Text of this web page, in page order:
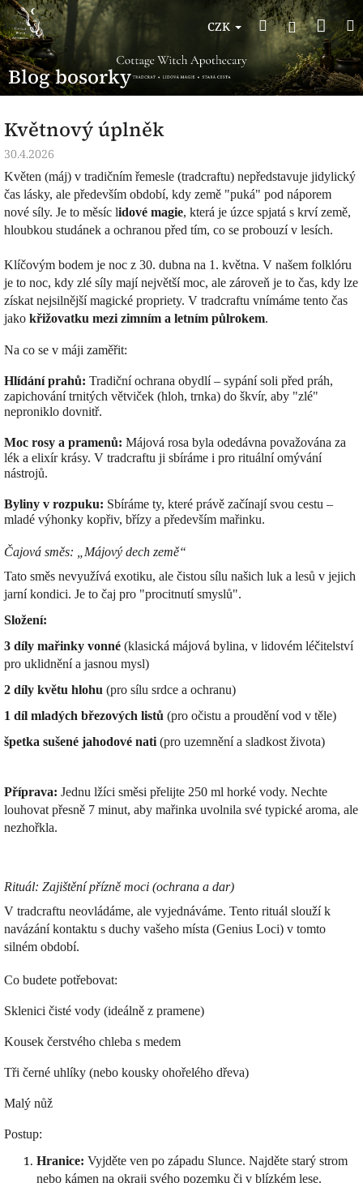
Přejít
na
obsah
CZK Hledat
Blog bosorky
Květnový úplněk
30.4.2026
Květen (máj) v tradičním řemesle (tradcraftu) nepředstavuje jidylický
čas lásky, ale především období, kdy země "puká" pod náporem
nové síly. Je to měsíc lidové magie, která je úzce spjatá s krví země,
hloubkou studánek a ochranou před tím, co se probouzí v lesích.
Klíčovým bodem je noc z 30. dubna na 1. května. V našem folklóru
je to noc, kdy zlé síly mají největší moc, ale zároveň je to čas, kdy lze
získat nejsilnější magické propriety. V tradcraftu vnímáme tento čas
jako křižovatku mezi zimním a letním půlrokem.
Na co se v máji zaměřit:
Hlídání prahů: Tradiční ochrana obydlí – sypání soli před práh,
zapichování trnitých větviček (hloh, trnka) do škvír, aby "zlé"
neproniklo dovnitř.
Moc rosy a pramenů: Májová rosa byla odedávna považována za
lék a elixír krásy. V tradcraftu ji sbíráme i pro rituální omývání
nástrojů.
Byliny v rozpuku: Sbíráme ty, které právě začínají svou cestu –
mladé výhonky kopřiv, břízy a především mařinku.
Čajová směs: „Májový dech země“
Tato směs nevyužívá exotiku, ale čistou sílu našich luk a lesů v jejich
jarní kondici. Je to čaj pro "procitnutí smyslů".
Složení:
3 díly mařinky vonné (klasická májová bylina, v lidovém léčitelství
pro uklidnění a jasnou mysl)
2 díly květu hlohu (pro sílu srdce a ochranu)
1 díl mladých březových listů (pro očistu a proudění vod v těle)
špetka sušené jahodové nati (pro uzemnění a sladkost života)
Příprava: Jednu lžíci směsi přelijte 250 ml horké vody. Nechte
louhovat přesně 7 minut, aby mařinka uvolnila své typické aroma, ale
nezhořkla.
Rituál: Zajištění přízně moci (ochrana a dar)
V tradcraftu neovládáme, ale vyjednáváme. Tento rituál slouží k
navázání kontaktu s duchy vašeho místa (Genius Loci) v tomto
silném období.
Co budete potřebovat:
Sklenici čisté vody (ideálně z pramene)
Kousek čerstvého chleba s medem
Tři černé uhlíky (nebo kousky ohořelého dřeva)
Malý nůž
Postup:
Hranice: Vyjděte ven po západu Slunce. Najděte starý strom
nebo kámen na okraji svého pozemku či v blízkém lese.